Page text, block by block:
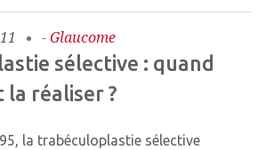
-Glaucome
sélective : quand
réaliser ?
la trabéculoplastie sélective